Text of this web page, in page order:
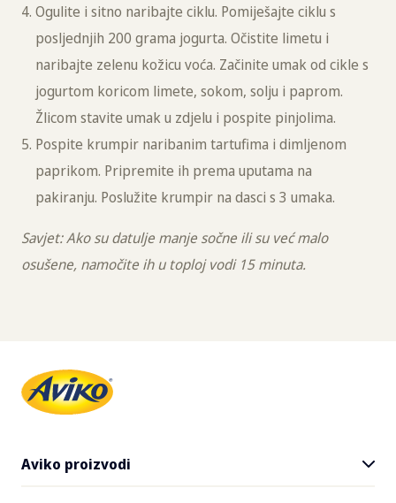
Ogulite i sitno naribajte ciklu. Pomiješajte ciklu s
posljednjih 200 grama jogurta. Očistite limetu i
naribajte zelenu kožicu voća. Začinite umak od cikle s
jogurtom koricom limete, sokom, solju i paprom.
Žlicom stavite umak u zdjelu i pospite pinjolima.
Pospite krumpir naribanim tartufima i dimljenom
paprikom. Pripremite ih prema uputama na
pakiranju. Poslužite krumpir na dasci s 3 umaka.
Savjet: Ako su datulje manje sočne ili su već malo
osušene, namočite ih u toploj vodi 15 minuta.
Aviko proizvodi